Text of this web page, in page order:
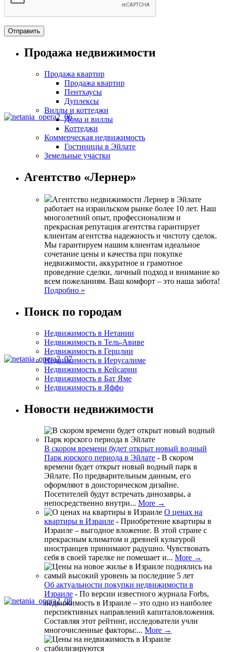
Продажа недвижимости
Продажа квартир
Продажа квартир
Пентхаусы
Дуплексы
Виллы и коттеджи
Дома и виллы
Коттеджи
Коммерческая недвижимость
Гостиницы в Эйлате
Земельные участки
Агентство «Лернер»
Агентство недвижимости Лернер в Эйлате
работает на израильском рынке более 10 лет. Наш
многолетний опыт, профессионализм и
прекрасная репутация агентства гарантирует
клиентам агентства надежность и чистоту сделок.
Мы гарантируем нашим клиентам идеальное
сочетание цены и качества при покупке
недвижимости, аккуратное и грамотное
проведение сделки, личный подход и внимание ко
всем пожеланиям. Ваш комфорт – это наша забота!
Подробно »
Поиск по городам
Недвижимость в Нетании
Недвижимость в Тель-Авиве
Недвижимость в Герцлии
Недвижимость в Иерусалиме
Недвижимость в Кейсарии
Недвижимость в Бат Яме
Недвижимость в Яффо
Новости недвижимости
В скором времени будет открыт новый водный
Парк юрского периода в Эйлате - В скором
времени будет открыт новый водный парк в
Эйлате. По предварительным данным, его
оформляют в доисторическом дизайне.
Посетителей будут встречать динозавры, а
непосредственно внутри... More →
О ценах на
квартиры в Израиле - Приобретение квартиры в
Израиле – выгодное вложение. В этой стране с
прекрасным климатом и древней культурой
иностранцев принимают радушно. Чувствовать
себя в своей тарелке не помешает и... More →
Об актуальности покупки недвижимости в
Израиле - По версии известного журнала Forbs,
недвижимость в Израиле – это одно из наиболее
перспективных направлений капиталовложения.
Составляя этот рейтинг, исследователи учли
многочисленные факторы:... More →